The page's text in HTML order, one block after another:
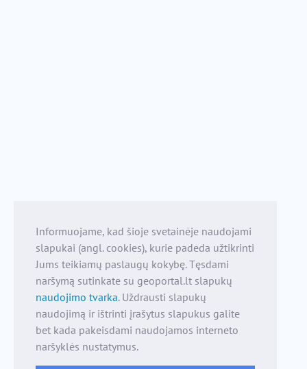
Informuojame, kad šioje svetainėje naudojami
slapukai (angl. cookies), kurie padeda užtikrinti
Jums teikiamų paslaugų kokybę. Tęsdami
naršymą sutinkate su geoportal.lt slapukų
naudojimo tvarka. Uždrausti slapukų
naudojimą ir ištrinti įrašytus slapukus galite
bet kada pakeisdami naudojamos interneto
naršyklės nustatymus.